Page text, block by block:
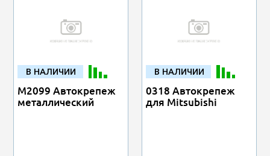
В НАЛИЧИИ
M2099 Автокрепеж
металлический
В НАЛИЧИИ
0318 Автокрепеж
для Mitsubishi